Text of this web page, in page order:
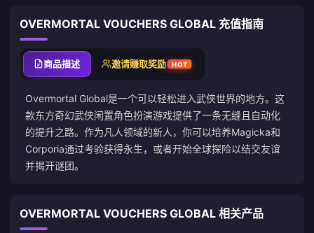
OVERMORTAL VOUCHERS GLOBAL 充值指南
商品描述 邀请赚取奖励 HOT
Overmortal Global是一个可以轻松进入武侠世界的地方。这
款东方奇幻武侠闲置角色扮演游戏提供了一条无缝且自动化
的提升之路。作为凡人领域的新人，你可以培养Magicka和
Corporia通过考验获得永生，或者开始全球探险以结交友谊
并揭开谜团。
OVERMORTAL VOUCHERS GLOBAL 相关产品